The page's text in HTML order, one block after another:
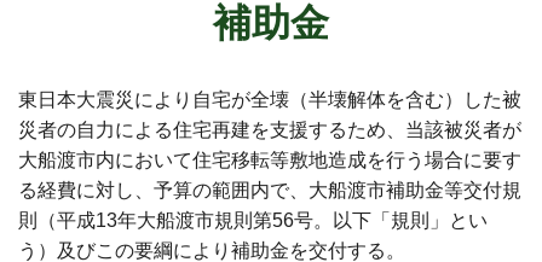
補助金
東日本大震災により自宅が全壊（半壊解体を含む）した被
災者の自力による住宅再建を支援するため、当該被災者が
大船渡市内において住宅移転等敷地造成を行う場合に要す
る経費に対し、予算の範囲内で、大船渡市補助金等交付規
則（平成13年大船渡市規則第56号。以下「規則」とい
う）及びこの要綱により補助金を交付する。